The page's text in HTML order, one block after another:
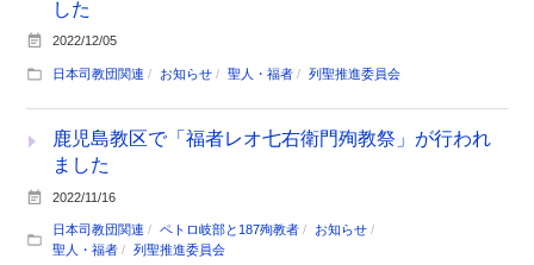
した
2022/12/05
日本司教団関連 お知らせ 聖人・福者 列聖推進委員会
鹿児島教区で「福者レオ七右衛門殉教祭」が行われ
ました
2022/11/16
日本司教団関連 ペトロ岐部と187殉教者
お知らせ
聖人・福者
列聖推進委員会